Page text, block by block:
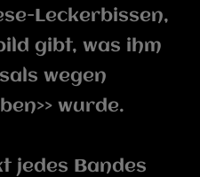
Leckerbissen,
gibt, was ihm
wegen
wurde.
jedes Bandes